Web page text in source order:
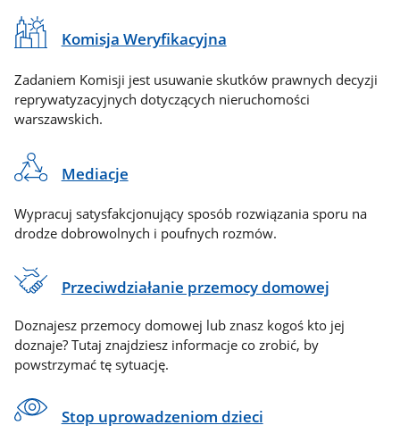
Komisja Weryfikacyjna
Zadaniem Komisji jest usuwanie skutków prawnych decyzji
reprywatyzacyjnych dotyczących nieruchomości
warszawskich.
Mediacje
Wypracuj satysfakcjonujący sposób rozwiązania sporu na
drodze dobrowolnych i poufnych rozmów.
Przeciwdziałanie przemocy domowej
Doznajesz przemocy domowej lub znasz kogoś kto jej
doznaje? Tutaj znajdziesz informacje co zrobić, by
powstrzymać tę sytuację.
Stop uprowadzeniom dzieci